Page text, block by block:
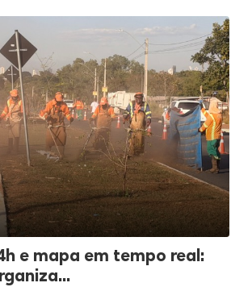
e mapa em tempo real: